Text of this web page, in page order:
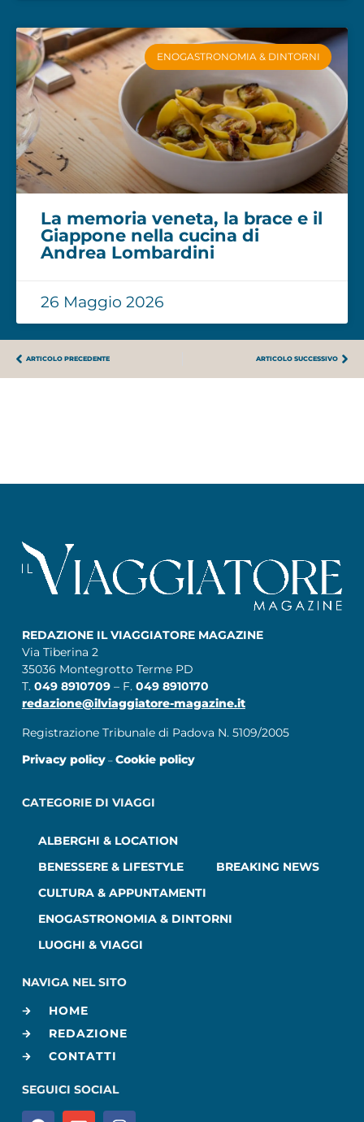
ENOGASTRONOMIA & DINTORNI
La memoria veneta, la brace e il
Giappone nella cucina di
Andrea Lombardini
26 Maggio 2026
ARTICOLO PRECEDENTE ARTICOLO SUCCESSIVO
REDAZIONE IL VIAGGIATORE MAGAZINE
Via Tiberina 2
35036 Montegrotto Terme PD
T. 049 8910709 – F. 049 8910170
redazione@ilviaggiatore-magazine.it
Registrazione Tribunale di Padova N. 5109/2005
Privacy policy– Cookie policy
CATEGORIE DI VIAGGI
ALBERGHI & LOCATION
BENESSERE & LIFESTYLE
BREAKING NEWS
CULTURA & APPUNTAMENTI
ENOGASTRONOMIA & DINTORNI
LUOGHI & VIAGGI
NAVIGA NEL SITO
HOME
REDAZIONE
CONTATTI
SEGUICI SOCIAL